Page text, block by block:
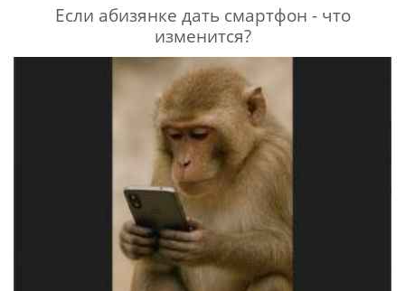
Если абизянке дать смартфон - что
изменится?